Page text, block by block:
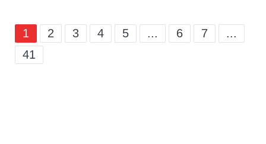
1 2 3 4 5 ... 6 7
...
41